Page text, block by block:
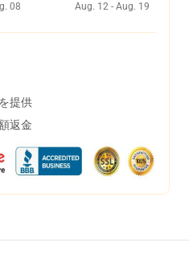
08
Aug. 12 - Aug. 19
提供
返金